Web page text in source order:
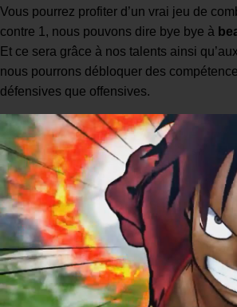
Vous pourrez profiter d’un vrai jeu de
contre 1, nous pouvons dire bye bye à
Et ce sera grâce à nos talents ainsi
nous pourrons débloquer des
défensives que offensives.